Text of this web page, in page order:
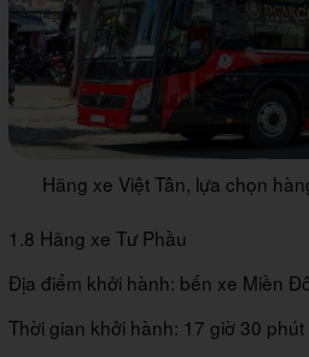
Hãng xe Việt Tân, lựa chọn
1.8 Hãng xe Tư Phầu
Địa điểm khởi hành: bến xe Miền
Thời gian khởi hành: 17 giờ 30 phút